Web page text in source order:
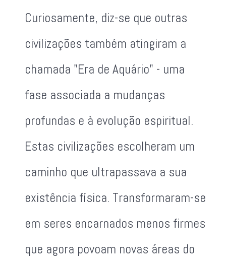
Curiosamente, diz-se que outras
civilizações também atingiram a
chamada "Era de Aquário" - uma
fase associada a mudanças
profundas e à evolução espiritual.
Estas civilizações escolheram um
caminho que ultrapassava a sua
existência física. Transformaram-se
em seres encarnados menos firmes
que agora povoam novas áreas do